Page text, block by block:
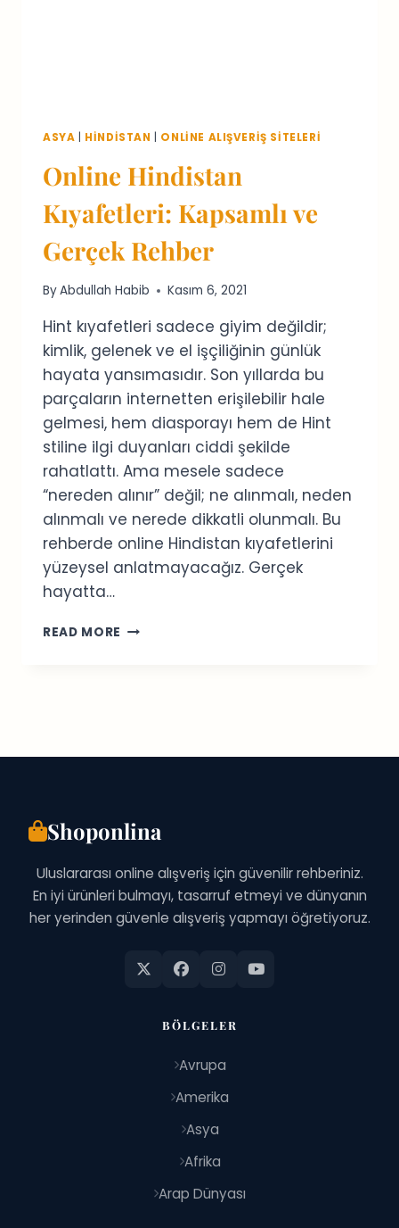
ASYA HINDISTAN ONLINE ALIŞVERIŞ SITELERI
Online Hindistan
Kıyafetleri: Kapsamlı ve
Gerçek Rehber
ByAbdullah Habib Kasım 6, 2021
Hint kıyafetleri sadece giyim değildir;
kimlik, gelenek ve el işçiliğinin günlük
hayata yansımasıdır. Son yıllarda bu
parçaların internetten erişilebilir hale
gelmesi, hem diasporayı hem de Hint
stiline ilgi duyanları ciddi şekilde
rahatlattı. Ama mesele sadece
“nereden alınır” değil; ne alınmalı, neden
alınmalı ve nerede dikkatli olunmalı. Bu
rehberde online Hindistan kıyafetlerini
yüzeysel anlatmayacağız. Gerçek
hayatta…
READ MORE ONLINE
Shoponlina
Uluslararası online alışveriş için güvenilir rehberiniz.
En iyi ürünleri bulmayı, tasarruf etmeyi ve dünyanın
her yerinden güvenle alışveriş yapmayı öğretiyoruz.
BÖLGELER
Avrupa
Amerika
Asya
Afrika
Arap Dünyası